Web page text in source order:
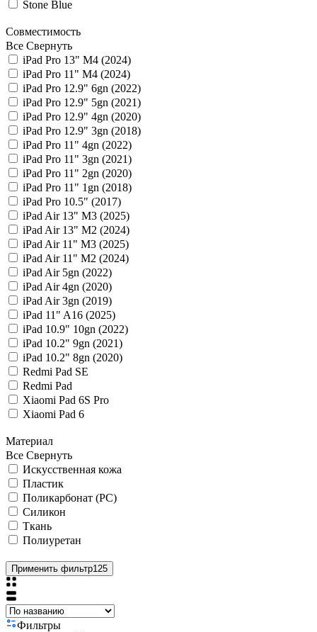
Stone Blue
Совместимость
Все Свернуть
iPad Pro 13" M4 (2024)
iPad Pro 11" M4 (2024)
iPad Pro 12.9" 6gn (2022)
iPad Pro 12.9" 5gn (2021)
iPad Pro 12.9" 4gn (2020)
iPad Pro 12.9" 3gn (2018)
iPad Pro 11" 4gn (2022)
iPad Pro 11" 3gn (2021)
iPad Pro 11" 2gn (2020)
iPad Pro 11" 1gn (2018)
iPad Pro 10.5" (2017)
iPad Air 13" M3 (2025)
iPad Air 13" M2 (2024)
iPad Air 11" M3 (2025)
iPad Air 11" M2 (2024)
iPad Air 5gn (2022)
iPad Air 4gn (2020)
iPad Air 3gn (2019)
iPad 11" A16 (2025)
iPad 10.9" 10gn (2022)
iPad 10.2" 9gn (2021)
iPad 10.2" 8gn (2020)
Redmi Pad SE
Redmi Pad
Xiaomi Pad 6S Pro
Xiaomi Pad 6
Материал
Все Свернуть
Искусственная кожа
Пластик
Поликарбонат (PC)
Силикон
Ткань
Полиуретан
Применить фильтр125
Фильтры